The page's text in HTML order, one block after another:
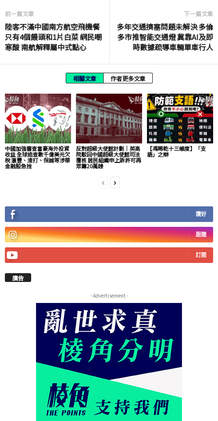
前一篇文章
陸客不滿中國南方航空飛機餐
只有4個饅頭和1片白菜 網民嘲
寒酸 南航解釋屬中式點心
下一篇文章
多年交通擠塞問題未解決 多倫
多市推智能交通燈 冀靠AI及即
時數據疏導車輛單車行人
相關文章 作者更多文章
中國加強審查富豪海外投資
收益 全球追查數千億美元欠
稅 滙豐、渣打、保誠等涉華
金融股急挫
反對超級大使館計劃｜英高
院駁回中國超級大使館司法
覆核 居民組織申上訴許可再
眾籌20萬鎊
【馮睎乾十三維度】「支
語」之辯
讚好
跟隨
訂閱
廣告
- Advertisement -